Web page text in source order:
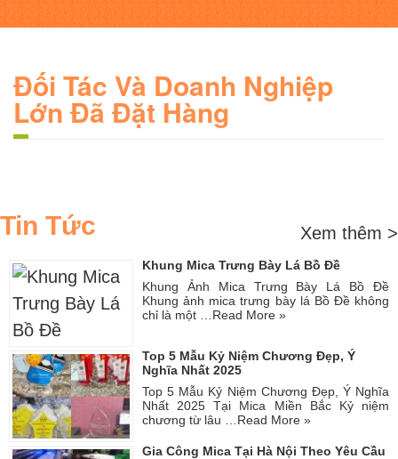
Đối Tác Và Doanh Nghiệp
Lớn Đã Đặt Hàng
Tin Tức Xem thêm >
Khung Mica Trưng Bày Lá Bồ Đề
Khung Ảnh Mica Trưng Bày Lá Bồ Đề
Khung ảnh mica trưng bày lá Bồ Đề không
chỉ là một …Read More »
Top 5 Mẫu Kỷ Niệm Chương Đẹp, Ý
Nghĩa Nhất 2025
Top 5 Mẫu Kỷ Niệm Chương Đẹp, Ý Nghĩa
Nhất 2025 Tại Mica Miền Bắc Kỷ niệm
chương từ lâu …Read More »
Gia Công Mica Tại Hà Nội Theo Yêu Cầu